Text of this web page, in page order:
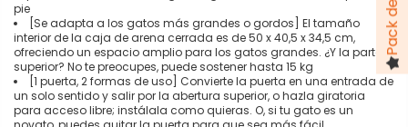
pie
[Se adapta a los gatos más grandes o gordos] El tamaño
interior de la caja de arena cerrada es de 50 x 40,5 x 34,5 cm,
ofreciendo un espacio amplio para los gatos grandes. ¿Y la parte
superior? No te preocupes, puede sostener hasta 15 kg
[1 puerta, 2 formas de uso] Convierte la puerta en una entrada de
un solo sentido y salir por la abertura superior, o hazla giratoria
para acceso libre; instálala como quieras. O, si tu gato es un